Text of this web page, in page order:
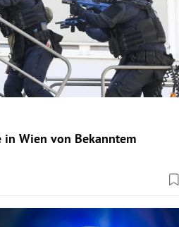
in Wien von Bekanntem